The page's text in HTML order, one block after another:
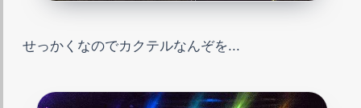
せっかくなのでカクテルなんぞを...